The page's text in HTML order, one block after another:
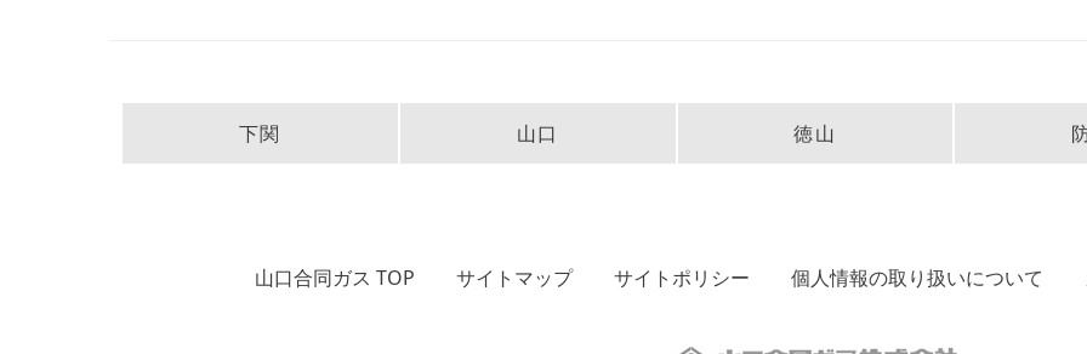
下関 山口 徳山
山口合同ガス TOP サイトマップ サイトポリシー 個人情報の取り扱いについて